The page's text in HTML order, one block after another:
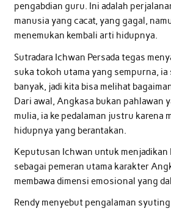
pengabdian guru. Ini adalah
manusia yang cacat, yang gagal,
menemukan kembali arti hidupnya.
Sutradara Ichwan Persada tegas
suka tokoh utama yang sempurna, ia
banyak, jadi kita bisa melihat
Dari awal, Angkasa bukan pahlawan
mulia, ia ke pedalaman justru karena
hidupnya yang berantakan.
Keputusan Ichwan untuk menjadikan
sebagai pemeran utama karakter
membawa dimensi emosional yang
Rendy menyebut pengalaman syuting